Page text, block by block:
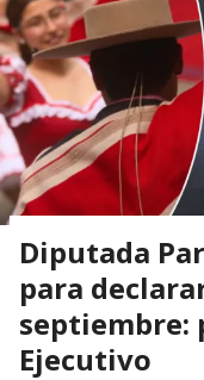
Diputada
para
septiembre:
Ejecutivo